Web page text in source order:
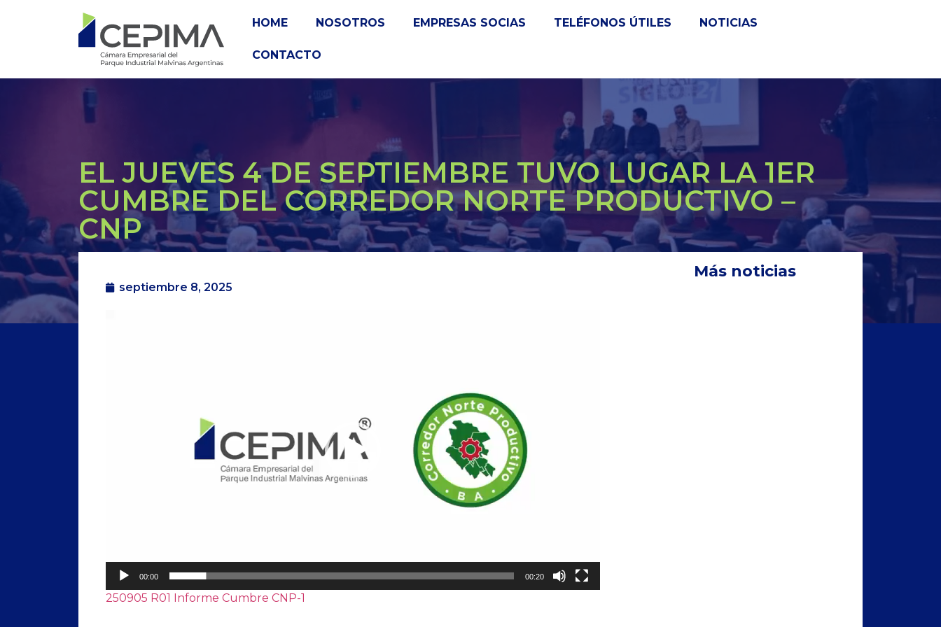
HOME NOSOTROS EMPRESAS SOCIAS TELÉFONOS ÚTILES NOTICIAS
CONTACTO
EL JUEVES 4 DE SEPTIEMBRE TUVO LUGAR LA 1ER
CUMBRE DEL CORREDOR NORTE PRODUCTIVO –
CNP
septiembre 8, 2025
00:00 00:20
250905 R01 Informe Cumbre CNP-1
Más noticias